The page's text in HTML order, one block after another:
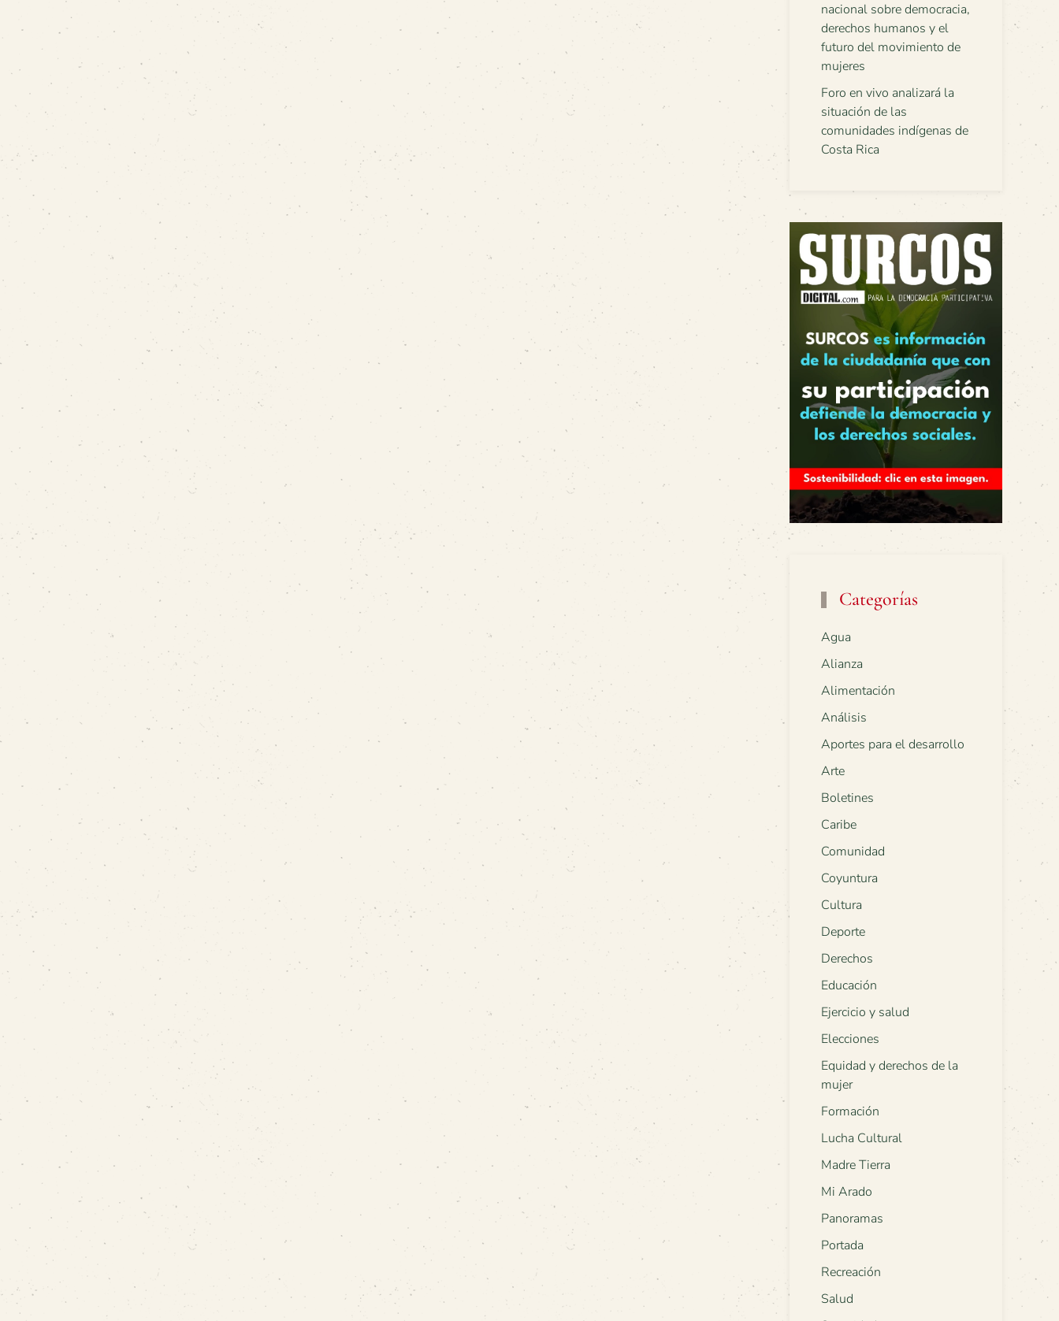
nacional sobre democracia,
derechos humanos y el
futuro del movimiento de
mujeres
Foro en vivo analizará la
situación de las
comunidades indígenas de
Costa Rica
Categorías
Agua
Alianza
Alimentación
Análisis
Aportes para el desarrollo
Arte
Boletines
Caribe
Comunidad
Coyuntura
Cultura
Deporte
Derechos
Educación
Ejercicio y salud
Elecciones
Equidad y derechos de la
mujer
Formación
Lucha Cultural
Madre Tierra
Mi Arado
Panoramas
Portada
Recreación
Salud